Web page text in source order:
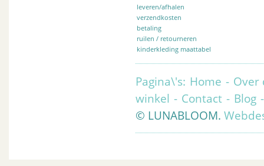
leveren/afhalen
verzendkosten
betaling
ruilen / retourneren
kinderkleding maattabel
Pagina\'s: Home - Over
winkel - Contact - Blog
© LUNABLOOM.